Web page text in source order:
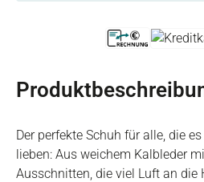
Der perfekte Schuh für alle, die
lieben: Aus weichem Kalbleder
Ausschnitten, die viel Luft an die